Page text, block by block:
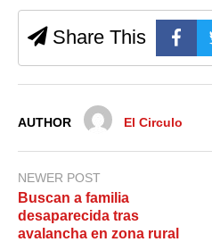
Share This
AUTHOR El Circulo
NEWER POST
Buscan a familia
desaparecida tras
avalancha en zona rural